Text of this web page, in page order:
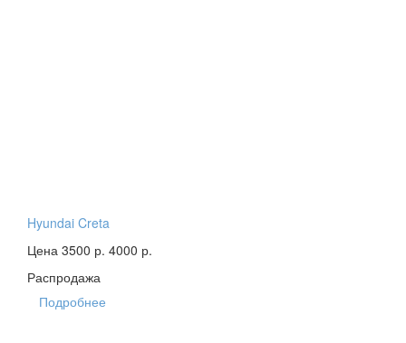
Hyundai Creta
Цена 3500 р. 4000 р.
Распродажа
Подробнее